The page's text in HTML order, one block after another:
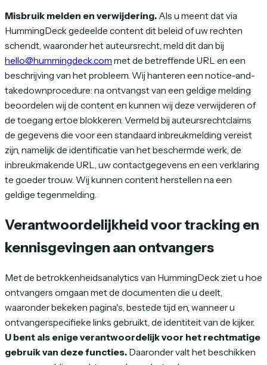
Misbruik melden en verwijdering. Als u meent dat via
HummingDeck gedeelde content dit beleid of uw rechten
schendt, waaronder het auteursrecht, meld dit dan bij
hello@hummingdeck.com met de betreffende URL en een
beschrijving van het probleem. Wij hanteren een notice-and-
takedownprocedure: na ontvangst van een geldige melding
beoordelen wij de content en kunnen wij deze verwijderen of
de toegang ertoe blokkeren. Vermeld bij auteursrechtclaims
de gegevens die voor een standaard inbreukmelding vereist
zijn, namelijk de identificatie van het beschermde werk, de
inbreukmakende URL, uw contactgegevens en een verklaring
te goeder trouw. Wij kunnen content herstellen na een
geldige tegenmelding.
Verantwoordelijkheid voor tracking en
kennisgevingen aan ontvangers
Met de betrokkenheidsanalytics van HummingDeck ziet u hoe
ontvangers omgaan met de documenten die u deelt,
waaronder bekeken pagina's, bestede tijd en, wanneer u
ontvangerspecifieke links gebruikt, de identiteit van de kijker.
U bent als enige verantwoordelijk voor het rechtmatige
gebruik van deze functies. Daaronder valt het beschikken